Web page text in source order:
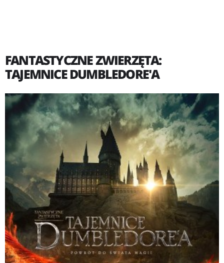
FANTASTYCZNE ZWIERZĘTA:
TAJEMNICE DUMBLEDORE'A